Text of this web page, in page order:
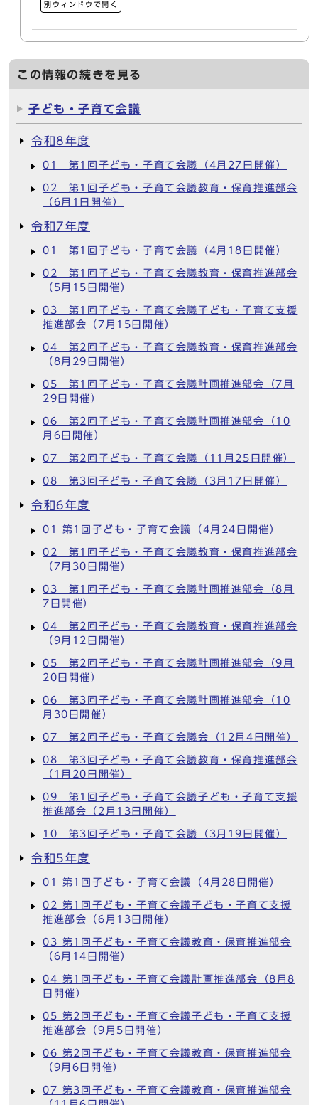
別ウィンドウで開く
この情報の続きを見る
子ども・子育て会議
令和8年度
01 第1回子ども・子育て会議（4月27日開催）
02 第1回子ども・子育て会議教育・保育推進部会
（6月1日開催）
令和7年度
01 第1回子ども・子育て会議（4月18日開催）
02 第1回子ども・子育て会議教育・保育推進部会
（5月15日開催）
03 第1回子ども・子育て会議子ども・子育て支援
推進部会（7月15日開催）
04 第2回子ども・子育て会議教育・保育推進部会
（8月29日開催）
05 第1回子ども・子育て会議計画推進部会（7月
29日開催）
06 第2回子ども・子育て会議計画推進部会（10
月6日開催）
07 第2回子ども・子育て会議（11月25日開催）
08 第3回子ども・子育て会議（3月17日開催）
令和6年度
01 第1回子ども・子育て会議（4月24日開催）
02 第1回子ども・子育て会議教育・保育推進部会
（7月30日開催）
03 第1回子ども・子育て会議計画推進部会（8月
7日開催）
04 第2回子ども・子育て会議教育・保育推進部会
（9月12日開催）
05 第2回子ども・子育て会議計画推進部会（9月
20日開催）
06 第3回子ども・子育て会議計画推進部会（10
月30日開催）
07 第2回子ども・子育て会議会（12月4日開催）
08 第3回子ども・子育て会議教育・保育推進部会
（1月20日開催）
09 第1回子ども・子育て会議子ども・子育て支援
推進部会（2月13日開催）
10 第3回子ども・子育て会議（3月19日開催）
令和5年度
01 第1回子ども・子育て会議（4月28日開催）
02 第1回子ども・子育て会議子ども・子育て支援
推進部会（6月13日開催）
03 第1回子ども・子育て会議教育・保育推進部会
（6月14日開催）
04 第1回子ども・子育て会議計画推進部会（8月8
日開催）
05 第2回子ども・子育て会議子ども・子育て支援
推進部会（9月5日開催）
06 第2回子ども・子育て会議教育・保育推進部会
（9月6日開催）
07 第3回子ども・子育て会議教育・保育推進部会